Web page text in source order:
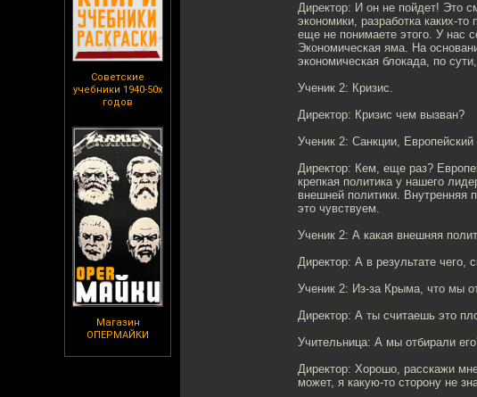
Советские
учебники 1940-50х
годов
Магазин
ОПЕРМАЙКИ
Директор: И он не пойдет! Это
экономики, разработка каких-
еще не понимаете этого. У нас
Экономическая яма. На
экономическая блокада, по
Ученик 2: Кризис.
Директор: Кризис чем вызван?
Ученик 2: Санкции,
Директор: Кем, еще раз?
крепкая политика у нашего
внешней политики. Внутренняя
это чувствуем.
Ученик 2: А какая внешняя
Директор: А в результате чего,
Ученик 2: Из-за Крыма, что мы
Директор: А ты считаешь это
Учительница: А мы отбирали
Директор: Хорошо, расскажи
может, я какую-то сторону не